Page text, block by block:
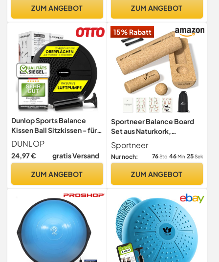
ZUM ANGEBOT ZUM ANGEBOT
Dunlop Sports Balance
Kissen Ball Sitzkissen - für
einen stärkeren Rücken in
Rekordzeit Premium
Balancekissen mit Pumpe
450 kg belastbar Spezial
DUNLOP
24,97 € gratis Versand
ZUM ANGEBOT
15% Rabatt
Sportneer Balance Board
Set aus Naturkork,
Fußtrainer
Gleichgewichtstrainer
Sportneer
Nur noch: 76 Std 46 Min 24Sek
ZUM ANGEBOT